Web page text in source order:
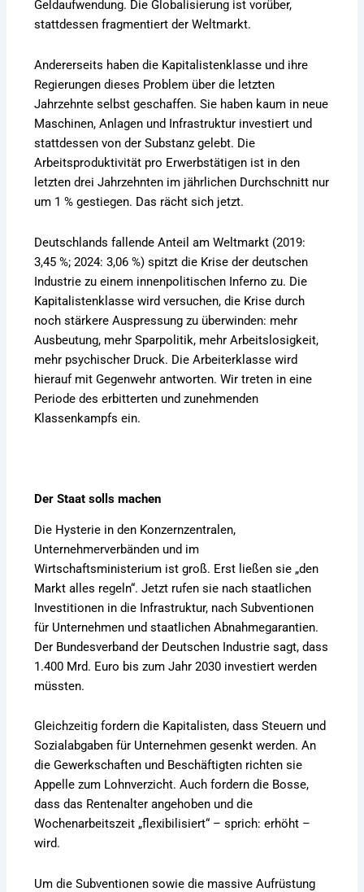
Geldaufwendung. Die Globalisierung ist vorüber,
stattdessen fragmentiert der Weltmarkt.
Andererseits haben die Kapitalistenklasse und ihre
Regierungen dieses Problem über die letzten
Jahrzehnte selbst geschaffen. Sie haben kaum in neue
Maschinen, Anlagen und Infrastruktur investiert und
stattdessen von der Substanz gelebt. Die
Arbeitsproduktivität pro Erwerbstätigen ist in den
letzten drei Jahrzehnten im jährlichen Durchschnitt nur
um 1 % gestiegen. Das rächt sich jetzt.
Deutschlands fallende Anteil am Weltmarkt (2019:
3,45 %; 2024: 3,06 %) spitzt die Krise der deutschen
Industrie zu einem innenpolitischen Inferno zu. Die
Kapitalistenklasse wird versuchen, die Krise durch
noch stärkere Auspressung zu überwinden: mehr
Ausbeutung, mehr Sparpolitik, mehr Arbeitslosigkeit,
mehr psychischer Druck. Die Arbeiterklasse wird
hierauf mit Gegenwehr antworten. Wir treten in eine
Periode des erbitterten und zunehmenden
Klassenkampfs ein.
Der Staat solls machen
Die Hysterie in den Konzernzentralen,
Unternehmerverbänden und im
Wirtschaftsministerium ist groß. Erst ließen sie „den
Markt alles regeln“. Jetzt rufen sie nach staatlichen
Investitionen in die Infrastruktur, nach Subventionen
für Unternehmen und staatlichen Abnahmegarantien.
Der Bundesverband der Deutschen Industrie sagt, dass
1.400 Mrd. Euro bis zum Jahr 2030 investiert werden
müssten.
Gleichzeitig fordern die Kapitalisten, dass Steuern und
Sozialabgaben für Unternehmen gesenkt werden. An
die Gewerkschaften und Beschäftigten richten sie
Appelle zum Lohnverzicht. Auch fordern die Bosse,
dass das Rentenalter angehoben und die
Wochenarbeitszeit „flexibilisiert“ – sprich: erhöht –
wird.
Um die Subventionen sowie die massive Aufrüstung